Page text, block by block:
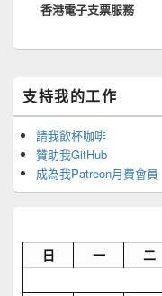
post:
香港電子支票服務
Primary
Sidebar
Widget
Area
支持我的工作
請我飲杯咖啡
贊助我GitHub
成為我Patreon月費會員
日 一 二